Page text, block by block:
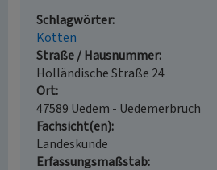
Schlagwörter
Kotten
Straße / Hausnummer
Holländische Straße 24
Ort
47589 Uedem - Uedemerbruch
Fachsicht(en)
Landeskunde
Erfassungsmaßstab